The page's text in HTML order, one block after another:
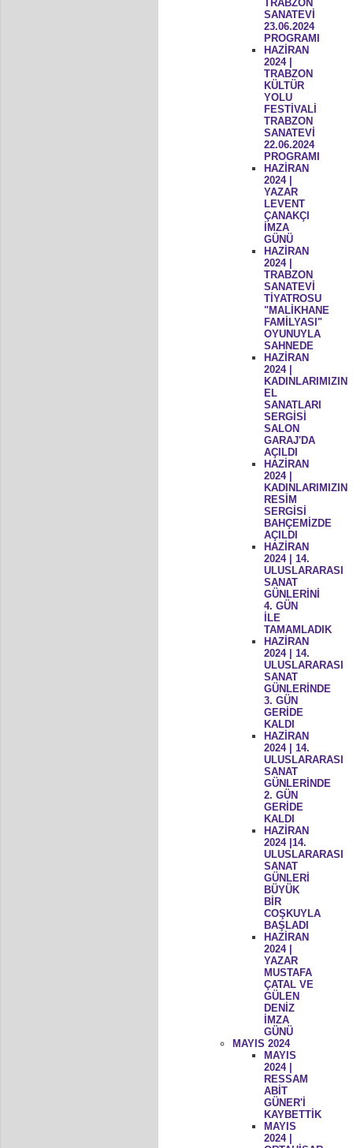
TRABZON
SANATEVİ
23.06.2024
PROGRAMI
HAZİRAN
2024 |
TRABZON
KÜLTÜR
YOLU
FESTİVALİ
TRABZON
SANATEVİ
22.06.2024
PROGRAMI
HAZİRAN
2024 |
YAZAR
LEVENT
ÇANAKÇI
İMZA
GÜNÜ
HAZİRAN
2024 |
TRABZON
SANATEVİ
TİYATROSU
"MALİKHANE
FAMİLYASI"
OYUNUYLA
SAHNEDE
HAZİRAN
2024 |
KADINLARIMIZIN
EL
SANATLARI
SERGİSİ
SALON
GARAJ'DA
AÇILDI
HAZİRAN
2024 |
KADINLARIMIZIN
RESİM
SERGİSİ
BAHÇEMİZDE
AÇILDI
HAZİRAN
2024 | 14.
ULUSLARARASI
SANAT
GÜNLERİNİ
4. GÜN
İLE
TAMAMLADIK
HAZİRAN
2024 | 14.
ULUSLARARASI
SANAT
GÜNLERİNDE
3. GÜN
GERİDE
KALDI
HAZİRAN
2024 | 14.
ULUSLARARASI
SANAT
GÜNLERİNDE
2. GÜN
GERİDE
KALDI
HAZİRAN
2024 |14.
ULUSLARARASI
SANAT
GÜNLERİ
BÜYÜK
BİR
COŞKUYLA
BAŞLADI
HAZİRAN
2024 |
YAZAR
MUSTAFA
ÇATAL VE
GÜLEN
DENİZ
İMZA
GÜNÜ
MAYIS 2024
MAYIS
2024 |
RESSAM
ABİT
GÜNER'İ
KAYBETTİK
MAYIS
2024 |